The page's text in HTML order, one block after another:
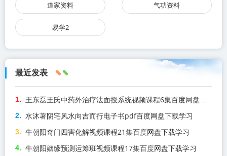
道家资料 气功资料
易学2
最近发表
王东磊王氏中药外治疗法面授系统视频课程6集百度网盘下载学习
水沐著阴宅风水向吉而行电子书pdf百度网盘下载学习
牛朝阳奇门四害化解视频课程21集百度网盘下载学习
牛朝阳姻缘预测运筹班视频课程17集百度网盘下载学习